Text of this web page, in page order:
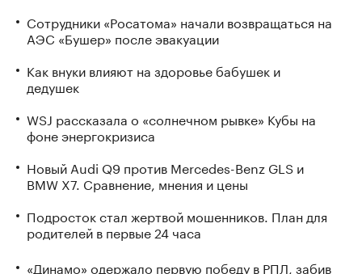
Сотрудники «Росатома» начали возвращаться на
АЭС «Бушер» после эвакуации
Как внуки влияют на здоровье бабушек и
дедушек
WSJ рассказала о «солнечном рывке» Кубы на
фоне энергокризиса
Новый Audi Q9 против Mercedes-Benz GLS и
BMW X7. Сравнение, мнения и цены
Подросток стал жертвой мошенников. План для
родителей в первые 24 часа
«Динамо» одержало первую победу в РПЛ, забив